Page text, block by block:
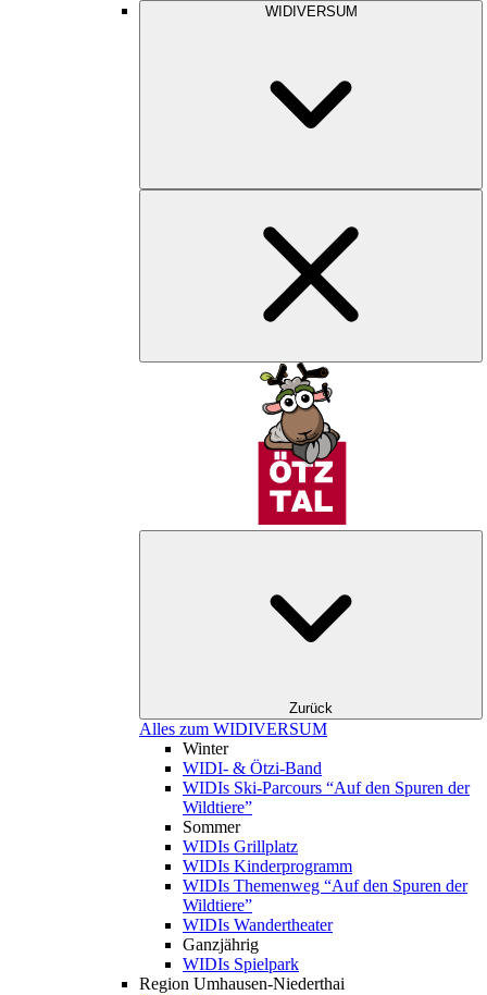
WIDIVERSUM
Zurück
Alles zum WIDIVERSUM
Winter
WIDI- & Ötzi-Band
WIDIs Ski-Parcours “Auf den Spuren der
Wildtiere”
Sommer
WIDIs Grillplatz
WIDIs Kinderprogramm
WIDIs Themenweg “Auf den Spuren der
Wildtiere”
WIDIs Wandertheater
Ganzjährig
WIDIs Spielpark
Region Umhausen-Niederthai